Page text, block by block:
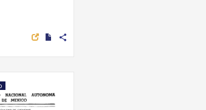
share